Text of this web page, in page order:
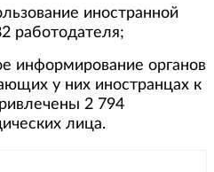
иностранной
работодателя;
информирование органов
у них иностранцах к
2 794
лица.